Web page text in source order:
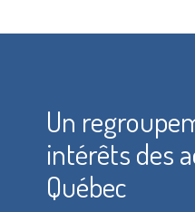
Un
intérêts des
Québec